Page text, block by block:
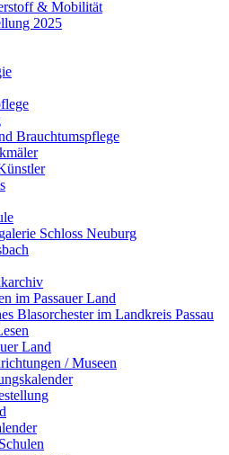
& Mobilität
2025
Brauchtumspflege
Schloss Neuburg
im Passauer Land
Blasorchester im Landkreis Passau
Land
/ Museen